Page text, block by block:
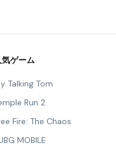
気ゲーム
Talking Tom
Run 2
Fire: The Chaos
MOBILE